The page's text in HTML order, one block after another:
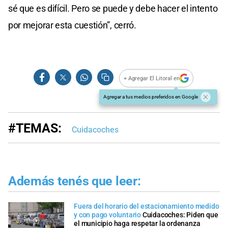
sé que es difícil. Pero se puede y debe hacer el intento
por mejorar esta cuestión”, cerró.
+ Agregar El Litoral en
Agregar a tus medios preferidos en Google
#TEMAS: Cuidacoches
Además tenés que leer:
Fuera del horario del estacionamiento medido
y con pago voluntarioCuidacoches: Piden que
el municipio haga respetar la ordenanza